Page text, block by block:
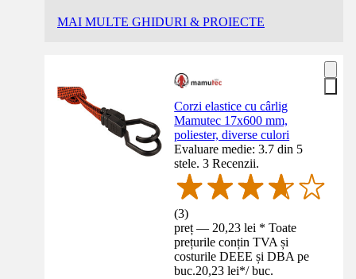
MAI MULTE GHIDURI & PROIECTE
Corzi elastice cu cârlig
Mamutec 17x600 mm,
poliester, diverse culori
Evaluare medie: 3.7 din 5
stele. 3 Recenzii.
(3)
preț — 20,23 lei * Toate
prețurile conțin TVA și
costurile DEEE și DBA pe
buc.20,23 lei*/ buc.